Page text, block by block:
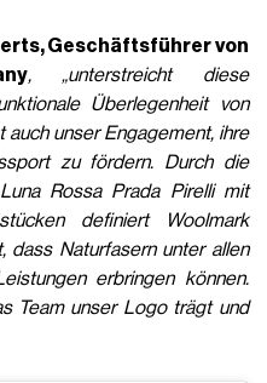
Geschäftsführer von
, „unterstreicht diese
Überlegenheit von
unser Engagement, ihre
zu fördern. Durch die
Rossa Prada Pirelli mit
definiert Woolmark
dass Naturfasern unter allen
erbringen können.
Team unser Logo trägt und